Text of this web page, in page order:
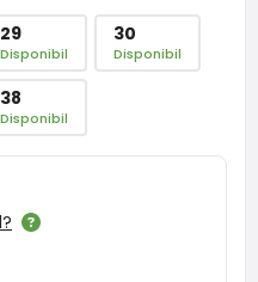
29
Disponibil
30
Disponibil
38
Disponibil